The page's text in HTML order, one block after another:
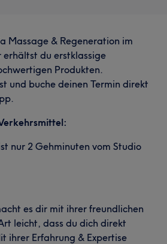
Massage & Regeneration im
erhältst du erstklassige
Produkten.
und buche deinen Termin direkt
nur 2 Gehminuten vom Studio
es dir mit ihrer freundlichen
leicht, dass du dich direkt
ihrer Erfahrung & Expertise